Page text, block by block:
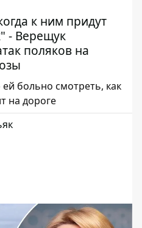
к ним придут
- Верещук
поляков на
больно смотреть, как
на дороге